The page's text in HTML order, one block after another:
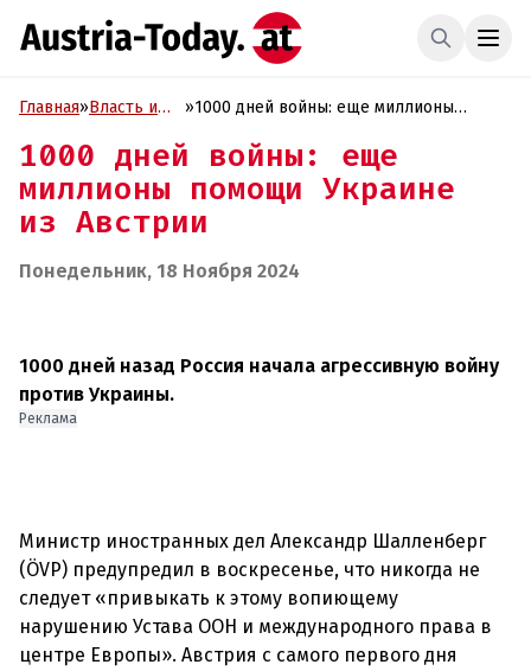
Главная»Власть и
»1000 дней войны: еще миллионы
1000 дней войны: еще
миллионы помощи Украине
из Австрии
Понедельник, 18 Ноября 2024
1000 дней назад Россия начала агрессивную войну
против Украины.
Реклама
Министр иностранных дел Александр Шалленберг
(ÖVP) предупредил в воскресенье, что никогда не
следует «привыкать к этому вопиющему
нарушению Устава ООН и международного права в
центре Европы». Австрия с самого первого дня